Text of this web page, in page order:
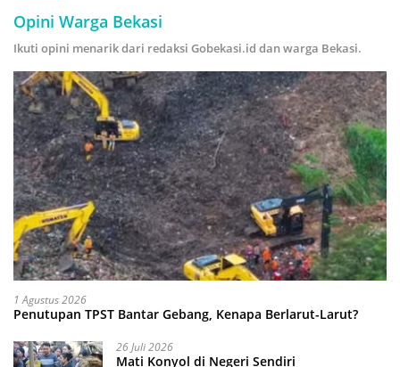
Opini Warga Bekasi
Ikuti opini menarik dari redaksi Gobekasi.id dan warga Bekasi.
1 Agustus 2026
Penutupan TPST Bantar Gebang, Kenapa Berlarut-Larut?
26 Juli 2026
Mati Konyol di Negeri Sendiri